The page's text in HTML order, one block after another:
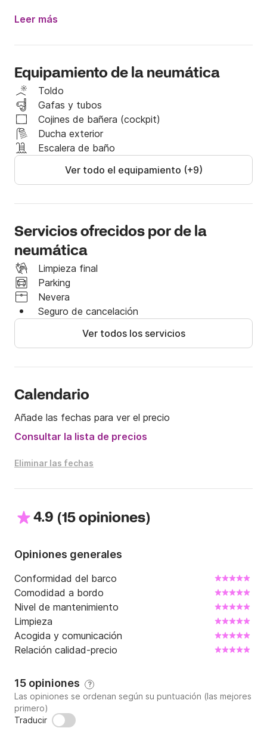
compartimentos de almacenamiento, etc.
También ofrezco la oportunidad de ser su guía en el
magnífico Parque Nacional de Calanques y alrededor
de las Islas de Marsella, si lo solicita.
Estoy disponible para proporcionarle más
información.
Leer más
Equipamiento de la neumática
Toldo
Gafas y tubos
Cojines de bañera (cockpit)
Ducha exterior
Escalera de baño
Ver todo el equipamiento (+9)
Servicios ofrecidos por de la
neumática
Limpieza final
Parking
Nevera
Seguro de cancelación
Ver todos los servicios
Calendario
Añade las fechas para ver el precio
Consultar la lista de precios
Eliminar las fechas
4.9 (15 opiniones)
Opiniones generales
Conformidad del barco
Comodidad a bordo
Nivel de mantenimiento
Limpieza
Acogida y comunicación
Relación calidad-precio
15 opiniones ?
Las opiniones se ordenan según su puntuación (las mejores
primero)
Traducir